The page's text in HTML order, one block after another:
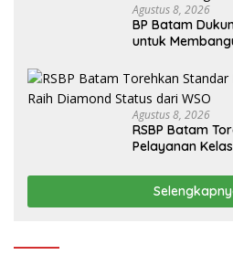
Agustus 8, 2026
BP Batam
untuk
Agustus 8, 2026
RSBP Batam
Pelayanan